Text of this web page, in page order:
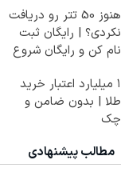
هنوز 50 تتر رو دریافت
نکردی؟ | رایگان ثبت
نام کن و رایگان شروع
۱ میلیارد اعتبار خرید
طلا | بدون ضامن و
چک
مطالب پیشنهادی